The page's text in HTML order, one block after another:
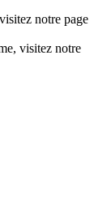
notre page
visitez notre